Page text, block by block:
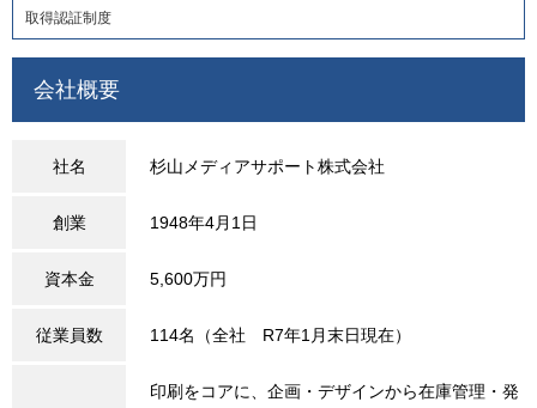
取得認証制度
会社概要
社名 杉山メディアサポート株式会社
創業 1948年4月1日
資本金 5,600万円
従業員数 114名（全社 R7年1月末日現在）
印刷をコアに、企画・デザインから在庫管理・発